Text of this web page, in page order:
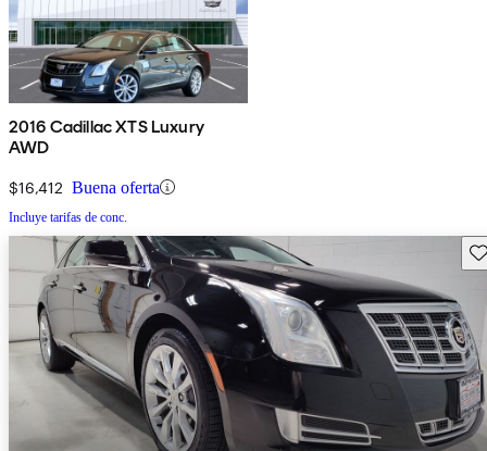
2016 Cadillac XTS Luxury
AWD
$16,412 Buena oferta
Incluye tarifas de conc.